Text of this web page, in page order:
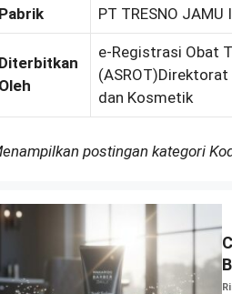
Pabrik PT TRESNO JAMU
Diterbitkan
Oleh
e-Registrasi Obat
dan Kosmetik
postingan kategori